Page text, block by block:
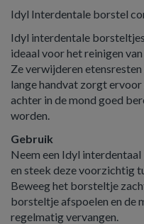
Idyl Interdentale borstel
Idyl interdentale
ideaal voor het reinigen
Ze verwijderen
lange handvat zorgt
achter in de mond goed
worden.
Gebruik
Neem een Idyl
en steek deze voorzichtig
Beweeg het borsteltje
borsteltje afspoelen en de
regelmatig vervangen.